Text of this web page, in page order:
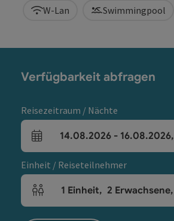
W-Lan Swimmingpool
Verfügbarkeit abfragen
Reisezeitraum / Nächte
An- und Abreisefelder
14.08.2026 - 16.08.2026,
Einheit / Reiseteilnehmer
Einheitenanzahl und Personenfelder
1 Einheit, 2 Erwachsene,